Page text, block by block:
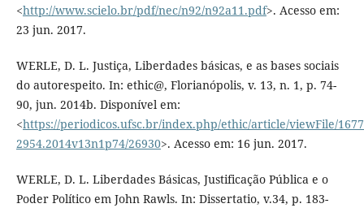
<http://www.scielo.br/pdf/nec/n92/n92a11.pdf>. Acesso em:
23 jun. 2017.
WERLE, D. L. Justiça, Liberdades básicas, e as bases sociais
do autorespeito. In: ethic@, Florianópolis, v. 13, n. 1, p. 74-
90, jun. 2014b. Disponível em:
<https://periodicos.ufsc.br/index.php/ethic/article/viewFile/
2954.2014v13n1p74/26930>. Acesso em: 16 jun. 2017.
WERLE, D. L. Liberdades Básicas, Justificação Pública e o
Poder Político em John Rawls. In: Dissertatio, v.34, p. 183-